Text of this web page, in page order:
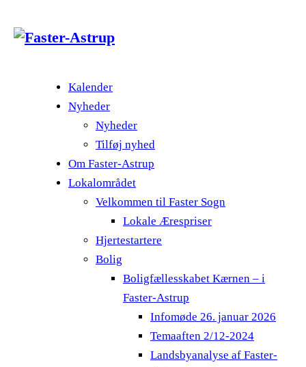
Kalender
Nyheder
Nyheder
Tilføj nyhed
Om Faster-Astrup
Lokalområdet
Velkommen til Faster Sogn
Lokale Ærespriser
Hjertestartere
Bolig
Boligfællesskabet Kærnen – i
Faster-Astrup
Infomøde 26. januar 2026
Temaaften 2/12-2024
Landsbyanalyse af Faster-